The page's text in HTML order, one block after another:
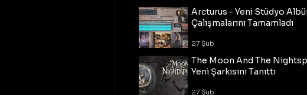
Arcturus - Yeni Stüdyo
Çalışmalarını Tamamladı
27 Şub
The Moon And The
Yeni Şarkısını Tanıttı
27 Şub